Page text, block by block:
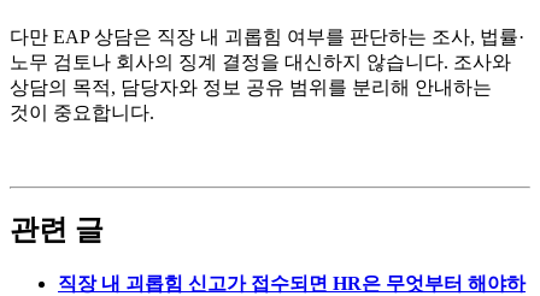
다만 EAP 상담은 직장 내 괴롭힘 여부를 판단하는 조사, 법률·
노무 검토나 회사의 징계 결정을 대신하지 않습니다. 조사와
상담의 목적, 담당자와 정보 공유 범위를 분리해 안내하는
것이 중요합니다.
관련 글
직장 내 괴롭힘 신고가 접수되면 HR은 무엇부터 해야하